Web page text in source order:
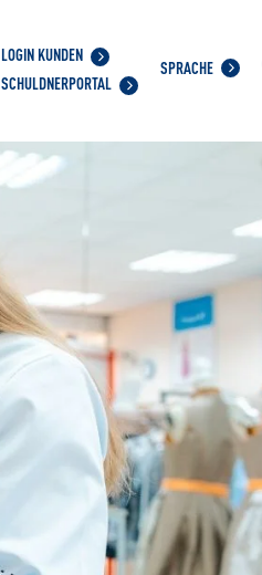
LOGIN KUNDEN
SCHULDNERPORTAL
SPRACHE